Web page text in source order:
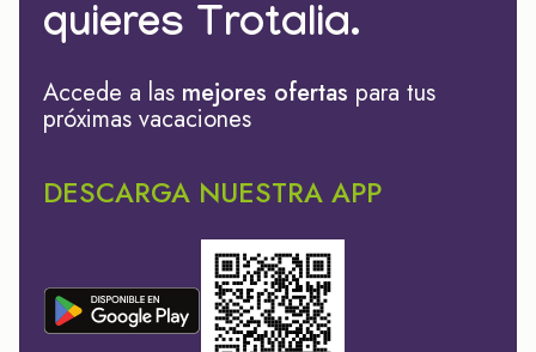
quieres Trotalia.
Accede a las mejores ofertas para tus
próximas vacaciones
DESCARGA NUESTRA APP